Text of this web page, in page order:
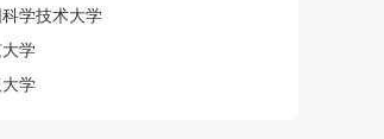
学技术大学
学
学